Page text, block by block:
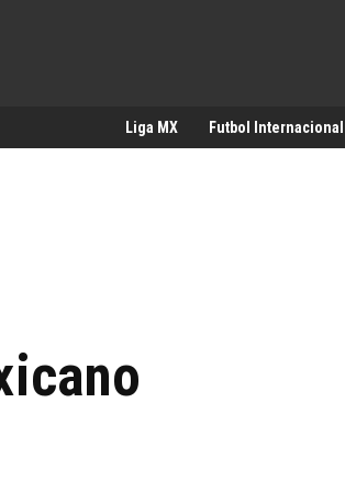
Liga MX Futbol Internacional